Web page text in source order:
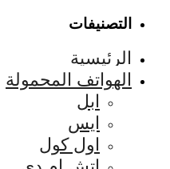
التصنيفات
الرئيسية
الهواتف المحمولة
ابل
ايس
اول كول